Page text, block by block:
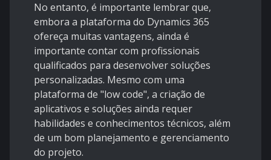
No entanto, é importante lembrar que,
embora a plataforma do Dynamics 365
ofereça muitas vantagens, ainda é
importante contar com profissionais
qualificados para desenvolver soluções
personalizadas. Mesmo com uma
plataforma de "low code", a criação de
aplicativos e soluções ainda requer
habilidades e conhecimentos técnicos, além
de um bom planejamento e gerenciamento
do projeto.